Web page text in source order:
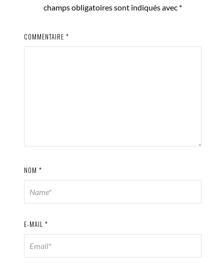
champs obligatoires sont indiqués avec *
COMMENTAIRE *
NOM *
E-MAIL *